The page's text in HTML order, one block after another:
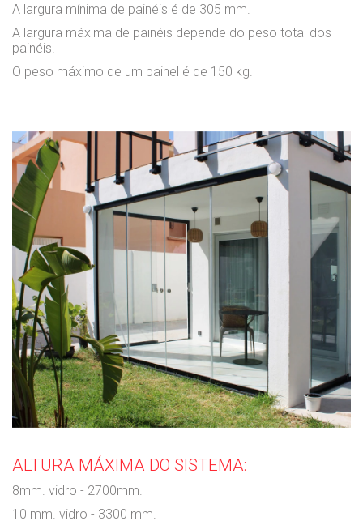
A largura mínima de painéis é de 305 mm.
A largura máxima de painéis depende do peso total dos
painéis.
O peso máximo de um painel é de 150 kg.
ALTURA MÁXIMA DO SISTEMA:
8mm. vidro - 2700mm.
10 mm. vidro - 3300 mm.